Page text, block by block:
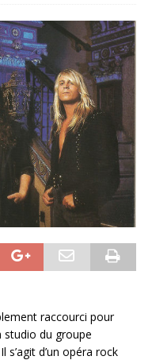
raccourci pour
studio du groupe
d’un opéra rock